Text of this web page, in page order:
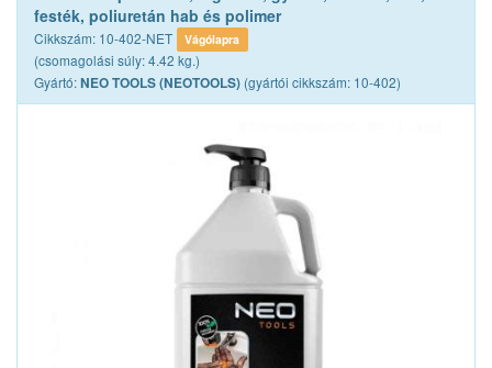
festék, poliuretán hab és polimer
Cikkszám: 10-402-NET Vágólapra
(csomagolási súly: 4.42 kg.)
Gyártó:NEO TOOLS (NEOTOOLS) (gyártói cikkszám: 10-402)